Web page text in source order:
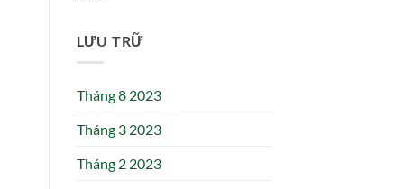
LƯU TRỮ
Tháng 8 2023
Tháng 3 2023
Tháng 2 2023